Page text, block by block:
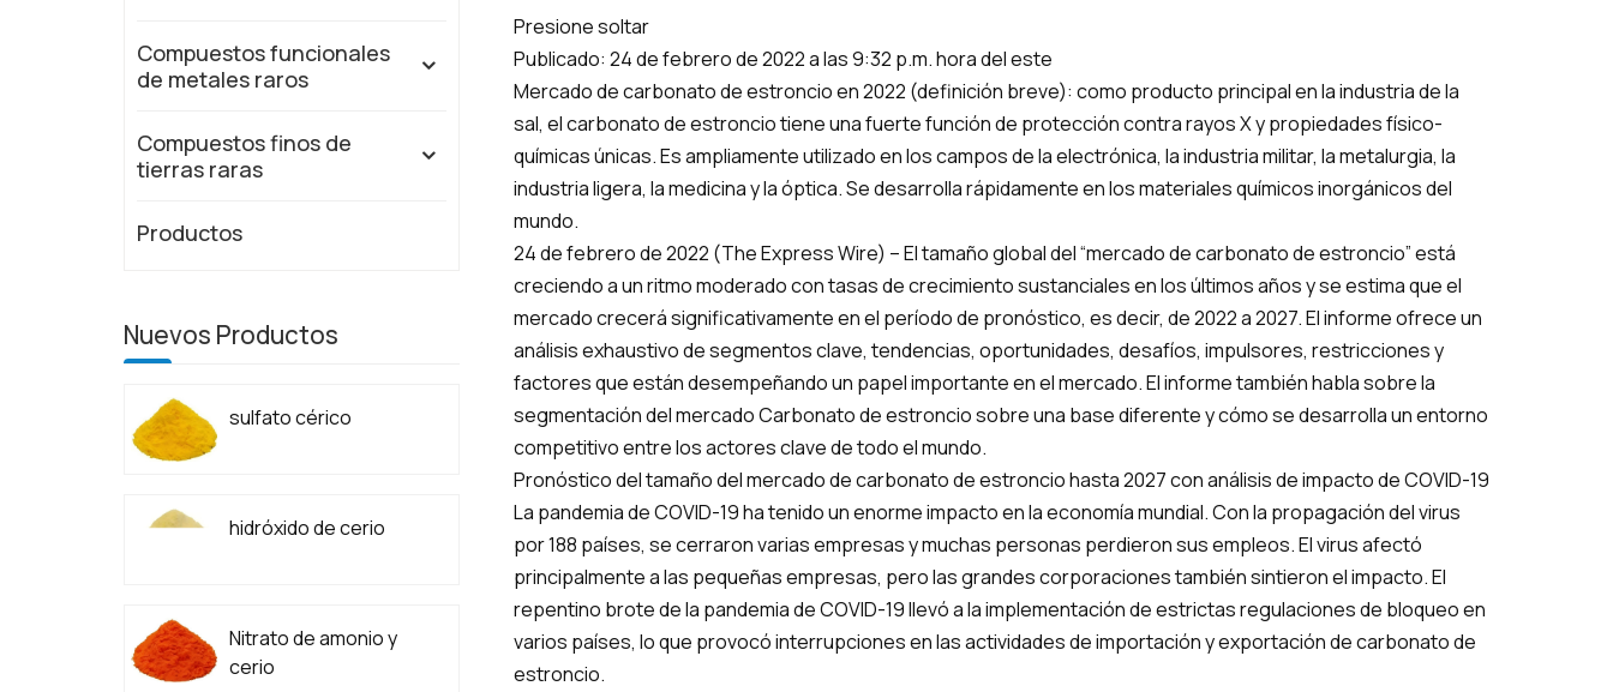
Presione soltar
Publicado: 24 de febrero de 2022 a las 9:32 p.m. hora del este
Mercado de carbonato de estroncio en 2022 (definición breve): como producto principal en la industria de la
sal, el carbonato de estroncio tiene una fuerte función de protección contra rayos X y propiedades físico-
químicas únicas. Es ampliamente utilizado en los campos de la electrónica, la industria militar, la metalurgia, la
industria ligera, la medicina y la óptica. Se desarrolla rápidamente en los materiales químicos inorgánicos del
mundo.
24 de febrero de 2022 (The Express Wire) – El tamaño global del “mercado de carbonato de estroncio” está
creciendo a un ritmo moderado con tasas de crecimiento sustanciales en los últimos años y se estima que el
mercado crecerá significativamente en el período de pronóstico, es decir, de 2022 a 2027. El informe ofrece un
análisis exhaustivo de segmentos clave, tendencias, oportunidades, desafíos, impulsores, restricciones y
factores que están desempeñando un papel importante en el mercado. El informe también habla sobre la
segmentación del mercado Carbonato de estroncio sobre una base diferente y cómo se desarrolla un entorno
competitivo entre los actores clave de todo el mundo.
Pronóstico del tamaño del mercado de carbonato de estroncio hasta 2027 con análisis de impacto de COVID-19
La pandemia de COVID-19 ha tenido un enorme impacto en la economía mundial. Con la propagación del virus
por 188 países, se cerraron varias empresas y muchas personas perdieron sus empleos. El virus afectó
principalmente a las pequeñas empresas, pero las grandes corporaciones también sintieron el impacto. El
repentino brote de la pandemia de COVID-19 llevó a la implementación de estrictas regulaciones de bloqueo en
varios países, lo que provocó interrupciones en las actividades de importación y exportación de carbonato de
estroncio.
Compuestos funcionales
de metales raros
Compuestos finos de
tierras raras
Productos
Nuevos Productos
sulfato cérico
hidróxido de cerio
Nitrato de amonio y
cerio